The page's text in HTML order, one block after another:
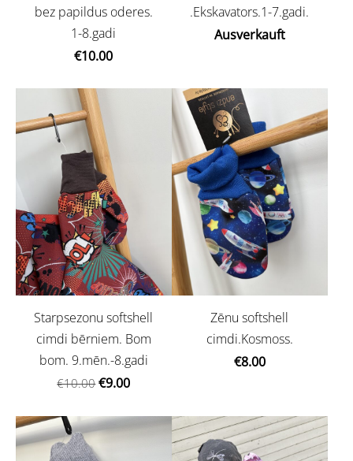
bez papildus oderes.
1-8.gadi
€10.00
.Ekskavators.1-7.gadi.
Ausverkauft
Starpsezonu softshell
cimdi bērniem. Bom
bom. 9.mēn.-8.gadi
€10.00 €9.00
Zēnu softshell
cimdi.Kosmoss.
€8.00